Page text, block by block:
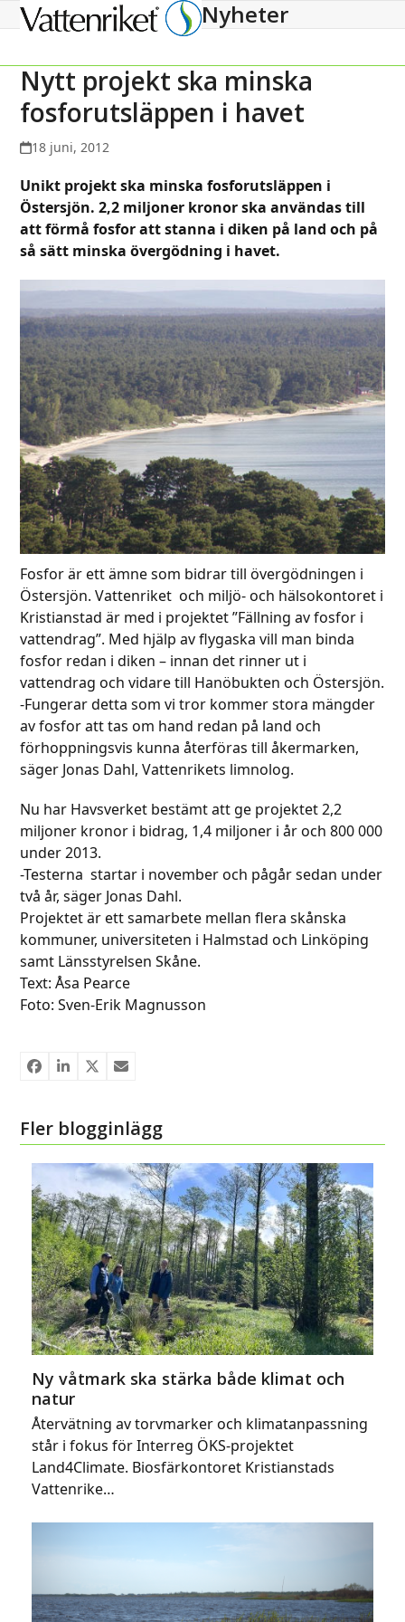
Open
menu
Close
menu
Nyheter
Nytt projekt ska minska
fosforutsläppen i havet
18 juni, 2012
Unikt projekt ska minska fosforutsläppen i
Östersjön. 2,2 miljoner kronor ska användas till
att förmå fosfor att stanna i diken på land och på
så sätt minska övergödning i havet.
Fosfor är ett ämne som bidrar till övergödningen i
Östersjön. Vattenriket och miljö- och hälsokontoret i
Kristianstad är med i projektet ”Fällning av fosfor i
vattendrag”. Med hjälp av flygaska vill man binda
fosfor redan i diken – innan det rinner ut i
vattendrag och vidare till Hanöbukten och Östersjön.
-Fungerar detta som vi tror kommer stora mängder
av fosfor att tas om hand redan på land och
förhoppningsvis kunna återföras till åkermarken,
säger Jonas Dahl, Vattenrikets limnolog.
Nu har Havsverket bestämt att ge projektet 2,2
miljoner kronor i bidrag, 1,4 miljoner i år och 800 000
under 2013.
-Testerna startar i november och pågår sedan under
två år, säger Jonas Dahl.
Projektet är ett samarbete mellan flera skånska
kommuner, universiteten i Halmstad och Linköping
samt Länsstyrelsen Skåne.
Text: Åsa Pearce
Foto: Sven-Erik Magnusson
Fler blogginlägg
Ny våtmark ska stärka både klimat och
natur
Återvätning av torvmarker och klimatanpassning
står i fokus för Interreg ÖKS-projektet
Land4Climate. Biosfärkontoret Kristianstads
Vattenrike…